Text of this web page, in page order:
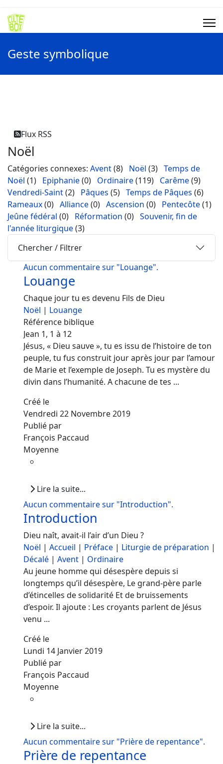
Geste symbolique
Flux RSS
Noël
Catégories connexes: Avent(8) Noël (3) Temps de
Noël (1) Epiphanie(0) Ordinaire(119) Carême(9)
Vendredi-Saint(2) Pâques (5) Temps de Pâques (6)
Rameaux(0) Alliance(0) Ascension (0) Pentecôte(1)
Jeûne fédéral (0) Réformation (0) Souvenir, fin de
l'année liturgique(3)
Chercher / Filtrer
Aucun commentaire sur "Louange".
Louange
Chaque jour tu es devenu Fils de Dieu
Noël | Louange
Référence biblique
Jean 1, 1 à 12
Jésus, « Dieu sauve », tu es issu de l’histoire de ton
peuple, tu fus construit jour après jour par l’amour
de Marie et l’exemple de Joseph. Tu es mystère du
divin dans l’humanité. A chacune de tes ...
Créé le
Vendredi 22 Novembre 2019
Publié par
François Paccaud
Moyenne
Lire la suite...
Aucun commentaire sur "Introduction".
Introduction
Dieu naît, avait-il l’air d’un Dieu ?
Noël | Accueil | Préface | Liturgie de préparation |
Décalé | Avent | Ordinaire
Au jeune homme qui désespère depuis si
longtemps qu’il désespère, Le grand-père parle
d’étincelles de solidarité Et de bruissements
d’espoir. Il ajoute : Les croyants parlent de Jésus
venu ...
Créé le
Lundi 14 Janvier 2019
Publié par
François Paccaud
Moyenne
Lire la suite...
Aucun commentaire sur "Prière de repentance".
Prière de repentance